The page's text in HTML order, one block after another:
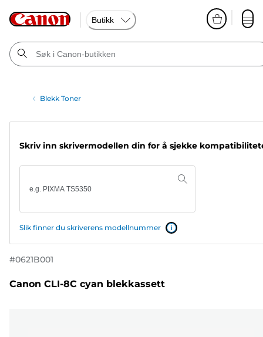
Butikk
Blekk Toner
Skriv inn skrivermodellen din for å sjekke
Slik finner du skriverens modellnummer
#0621B001
Canon CLI-8C cyan blekkassett